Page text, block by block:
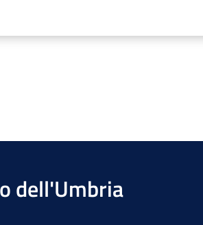
dell'Umbria